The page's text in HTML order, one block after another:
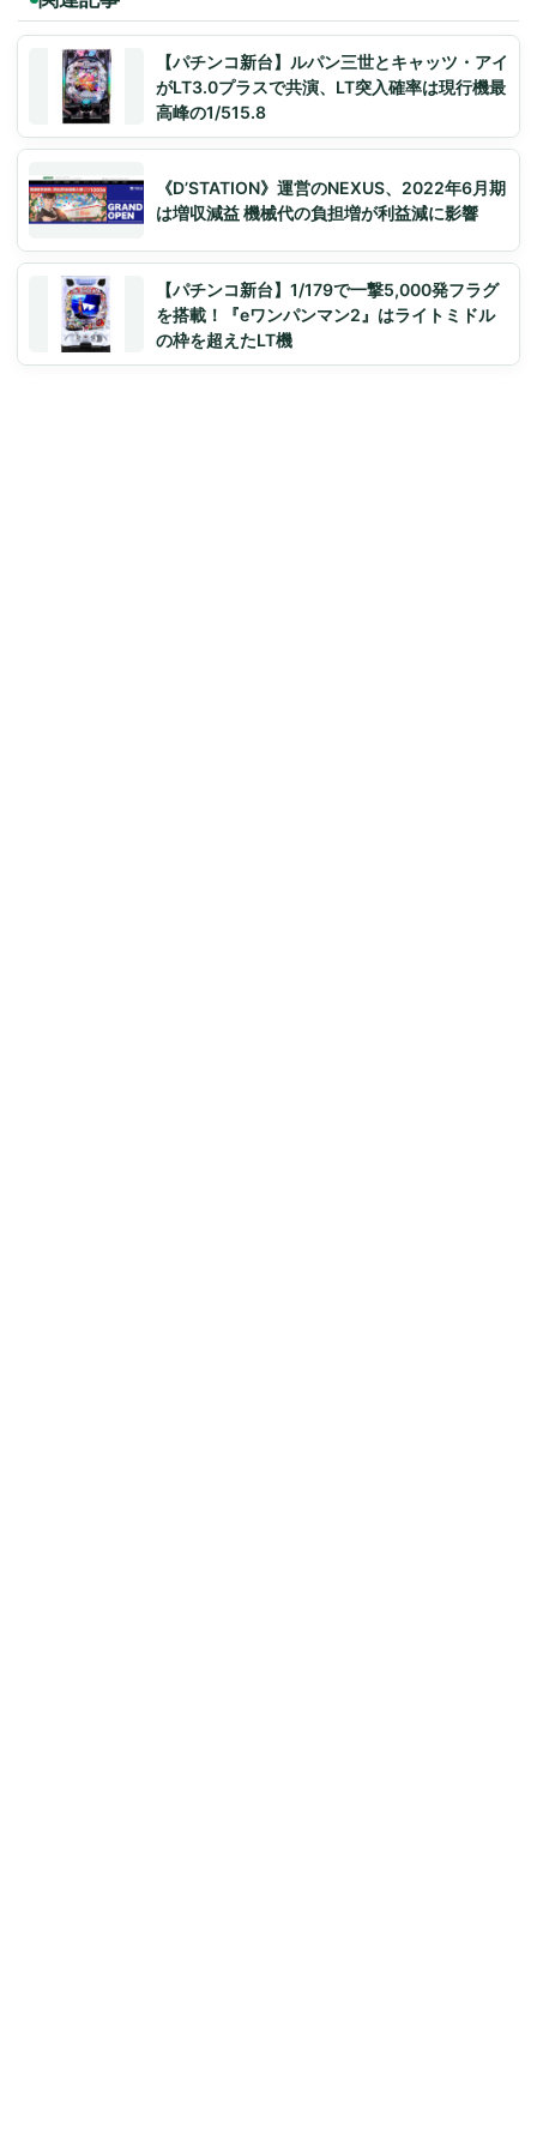
【パチンコ新台】ルパン三世とキャッツ・アイ
がLT3.0プラスで共演、LT突入確率は現行機最
高峰の1/515.8
《D’STATION》運営のNEXUS、2022年6月期
は増収減益 機械代の負担増が利益減に影響
【パチンコ新台】1/179で一撃5,000発フラグ
を搭載！『eワンパンマン2』はライトミドル
の枠を超えたLT機